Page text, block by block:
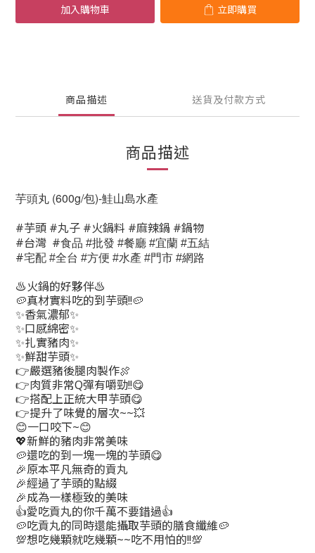
加入購物車 立即購買
商品描述 送貨及付款方式
商品描述
芋頭丸 (600g/包)-鮭山島水產
#芋頭 #丸子 #火鍋料 #麻辣鍋 #鍋物
#台灣 #食品 #批發 #餐廳 #宜蘭 #五結
#宅配 #全台 #方便 #水產 #門市 #網路
♨️火鍋的好夥伴♨️
🥔真材實料吃的到芋頭!!🥔
✨香氣濃郁✨
✨口感綿密✨
✨扎實豬肉✨
✨鮮甜芋頭✨
👉️嚴選豬後腿肉製作🍖
👉️肉質非常Q彈有嚼勁!!😋
👉️搭配上正統大甲芋頭😋
👉️提升了味覺的層次~~💥
😊一口咬下~😊
💖新鮮的豬肉非常美味
🥔還吃的到一塊一塊的芋頭😋
🎉原本平凡無奇的貢丸
🎉經過了芋頭的點綴
🎉成為一樣極致的美味
👍️愛吃貢丸的你千萬不要錯過👍️
🥔吃貢丸的同時還能攝取芋頭的膳食纖維🥔
💯想吃幾顆就吃幾顆~~吃不用怕的!!💯